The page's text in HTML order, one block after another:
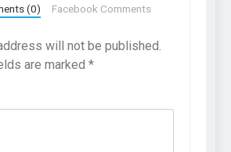
(0) Facebook Comments
will not be published.
are marked *